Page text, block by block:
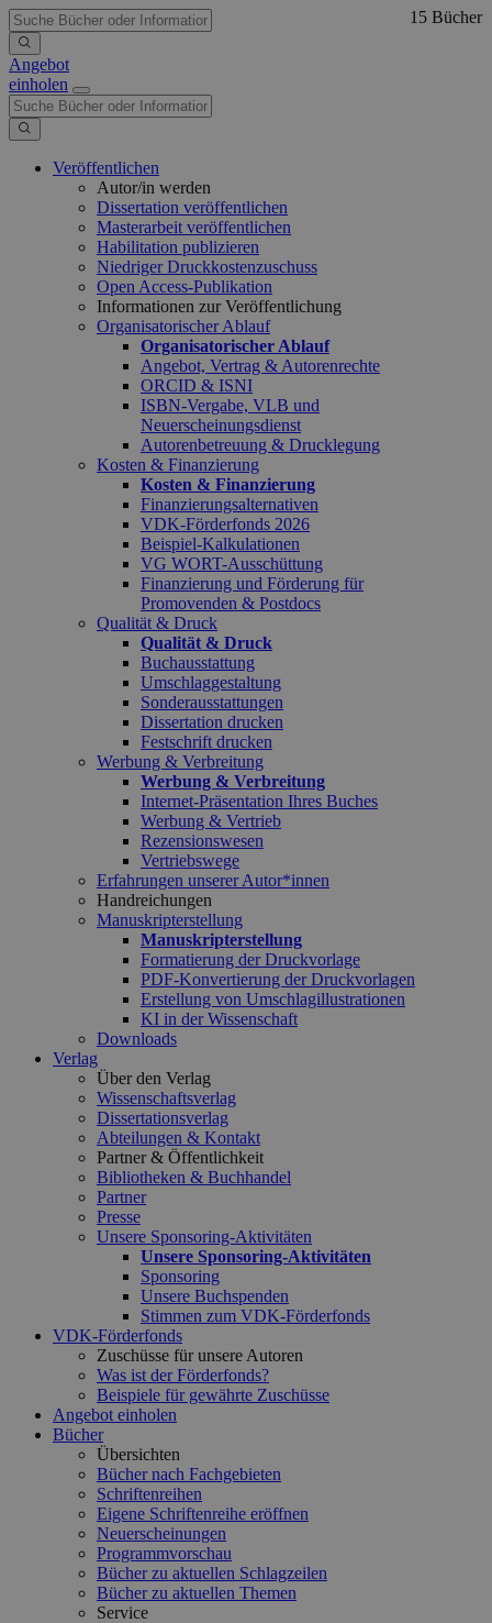
Angebot
einholen
Veröffentlichen
Autor/in werden
Dissertation veröffentlichen
Masterarbeit veröffentlichen
Habilitation publizieren
Niedriger Druckkostenzuschuss
Open Access-Publikation
Informationen zur Veröffentlichung
Organisatorischer Ablauf
Organisatorischer Ablauf
Angebot, Vertrag & Autorenrechte
ORCID & ISNI
ISBN-Vergabe, VLB und
Neuerscheinungsdienst
Autorenbetreuung & Drucklegung
Kosten & Finanzierung
Kosten & Finanzierung
Finanzierungsalternativen
VDK-Förderfonds 2026
Beispiel-Kalkulationen
VG WORT-Ausschüttung
Finanzierung und Förderung für
Promovenden & Postdocs
Qualität & Druck
Qualität & Druck
Buchausstattung
Umschlaggestaltung
Sonderausstattungen
Dissertation drucken
Festschrift drucken
Werbung & Verbreitung
Werbung & Verbreitung
Internet-Präsentation Ihres Buches
Werbung & Vertrieb
Rezensionswesen
Vertriebswege
Erfahrungen unserer Autor*innen
Handreichungen
Manuskripterstellung
Manuskripterstellung
Formatierung der Druckvorlage
PDF-Konvertierung der Druckvorlagen
Erstellung von Umschlagillustrationen
KI in der Wissenschaft
Downloads
Verlag
Über den Verlag
Wissenschaftsverlag
Dissertationsverlag
Abteilungen & Kontakt
Partner & Öffentlichkeit
Bibliotheken & Buchhandel
Partner
Presse
Unsere Sponsoring-Aktivitäten
Unsere Sponsoring-Aktivitäten
Sponsoring
Unsere Buchspenden
Stimmen zum VDK-Förderfonds
VDK-Förderfonds
Zuschüsse für unsere Autoren
Was ist der Förderfonds?
Beispiele für gewährte Zuschüsse
Angebot einholen
Bücher
Übersichten
Bücher nach Fachgebieten
Schriftenreihen
Eigene Schriftenreihe eröffnen
Neuerscheinungen
Programmvorschau
Bücher zu aktuellen Schlagzeilen
Bücher zu aktuellen Themen
Service
15 Bücher